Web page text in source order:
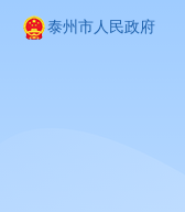
泰州市人民政府